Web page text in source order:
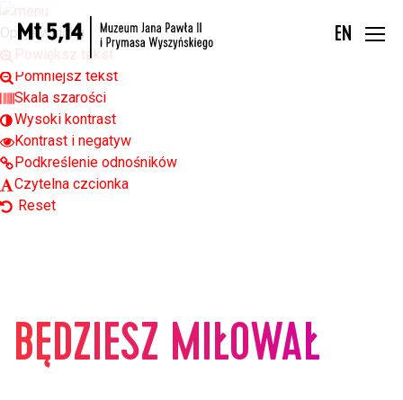
Open toolbar
Opcje widoku
Powiększ tekst
Pomniejsz tekst
Skala szarości
Wysoki kontrast
Kontrast i negatyw
Podkreślenie odnośników
Czytelna czcionka
Reset
EN
BĘDZIESZ MIŁOWAŁ